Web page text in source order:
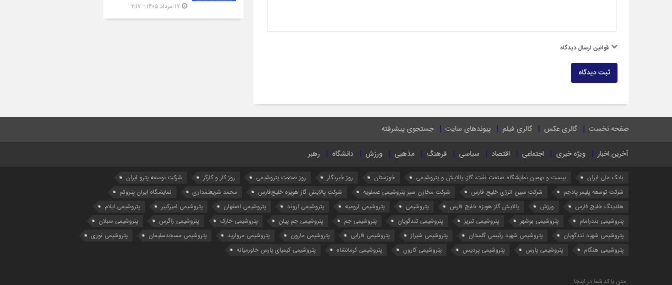
قوانین ارسال دیدگاه
ثبت دیدگاه
صفحه نخست گالری عکس گالری فیلم پیوندهای سایت جستجوی پیشرفته
آخرین اخبار ویژه خبری اجتماعی اقتصاد سیاسی فرهنگ مذهبی ورزش دانشگاه رهبر
بانک ملی ایران بیست و نهمین نمایشگاه صنعت نفت، گاز، پالایش و پتروشیمی خوزستان روز خبرنگار روز صنعت پتروشیمی روز کار و کارگر
شركت توسعه پترو ایران
شرکت توسعه پلیمر پادجم
شرکت مبین انرژی خلیج فارس شرکت مخازن سبز پتروشیمی عسلویه شرکت پالایش گاز هویزه خلیج‌فارس محمد شریعتمداری
نمایشگاه ایران پتروکم
هلدینگ خلیج فارس
ورزش پالایش گاز هویزه خلیج فارس پتروشیمی پتروشیمی ارومیه پتروشیمی اروند پتروشیمی اصفهان پتروشیمی امیرکبیر
پتروشیمی ایلام
پتروشیمی بندرامام
پتروشیمی بوشهر پتروشیمی تبریز پتروشیمی تندگویان پتروشیمی جم پتروشیمی جم پیلن پتروشیمی خارک پتروشیمی زاگرس
پتروشیمی سبلان
پتروشیمی شهید تندگویان
پتروشیمی شهید رئیسی گلستان پتروشیمی شیراز پتروشیمی فارابی پتروشیمی مارون پتروشیمی مروارید پتروشیمی مسجدسلیمان
پتروشیمی نوری
پتروشیمی هنگام
پتروشیمی پارس پتروشیمی پردیس پتروشیمی کارون پتروشیمی کرمانشاه پتروشیمی کیمیای پارس خاورمیانه
متن یا کد شما در اینجا